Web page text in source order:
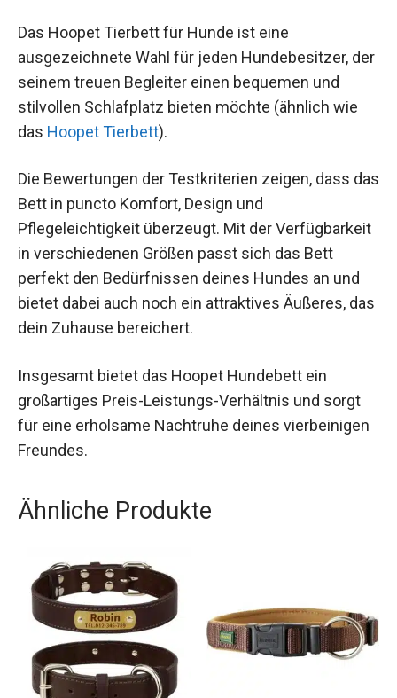
Das Hoopet Tierbett für Hunde ist eine
ausgezeichnete Wahl für jeden Hundebesitzer, der
seinem treuen Begleiter einen bequemen und
stilvollen Schlafplatz bieten möchte (ähnlich wie
das Hoopet Tierbett).
Die Bewertungen der Testkriterien zeigen, dass das
Bett in puncto Komfort, Design und
Pflegeleichtigkeit überzeugt. Mit der Verfügbarkeit
in verschiedenen Größen passt sich das Bett
perfekt den Bedürfnissen deines Hundes an und
bietet dabei auch noch ein attraktives Äußeres, das
dein Zuhause bereichert.
Insgesamt bietet das Hoopet Hundebett ein
großartiges Preis-Leistungs-Verhältnis und sorgt
für eine erholsame Nachtruhe deines vierbeinigen
Freundes.
Ähnliche Produkte